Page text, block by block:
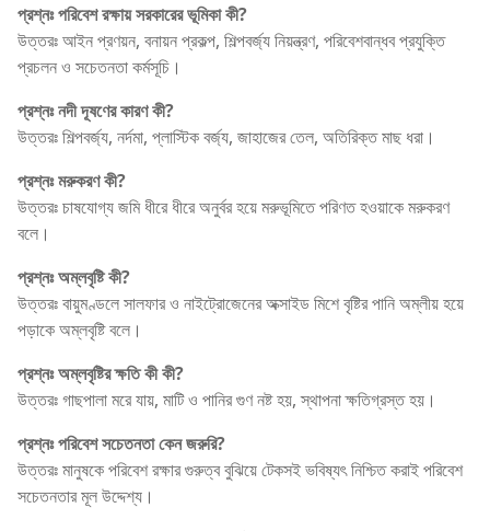
প্রশ্নঃ পরিবেশ রক্ষায় সরকারের ভূমিকা কী?
উত্তরঃ আইন প্রণয়ন, বনায়ন প্রকল্প, শিল্পবর্জ্য নিয়ন্ত্রণ, পরিবেশবান্ধব প্রযুক্তি
প্রচলন ও সচেতনতা কর্মসূচি।
প্রশ্নঃ নদী দূষণের কারণ কী?
উত্তরঃ শিল্পবর্জ্য, নর্দমা, প্লাস্টিক বর্জ্য, জাহাজের তেল, অতিরিক্ত মাছ ধরা।
প্রশ্নঃ মরুকরণ কী?
উত্তরঃ চাষযোগ্য জমি ধীরে ধীরে অনুর্বর হয়ে মরুভূমিতে পরিণত হওয়াকে মরুকরণ
বলে।
প্রশ্নঃ অম্লবৃষ্টি কী?
উত্তরঃ বায়ুমণ্ডলে সালফার ও নাইট্রোজেনের অক্সাইড মিশে বৃষ্টির পানি অম্লীয় হয়ে
পড়াকে অম্লবৃষ্টি বলে।
প্রশ্নঃ অম্লবৃষ্টির ক্ষতি কী কী?
উত্তরঃ গাছপালা মরে যায়, মাটি ও পানির গুণ নষ্ট হয়, স্থাপনা ক্ষতিগ্রস্ত হয়।
প্রশ্নঃ পরিবেশ সচেতনতা কেন জরুরি?
উত্তরঃ মানুষকে পরিবেশ রক্ষার গুরুত্ব বুঝিয়ে টেকসই ভবিষ্যৎ নিশ্চিত করাই পরিবেশ
সচেতনতার মূল উদ্দেশ্য।